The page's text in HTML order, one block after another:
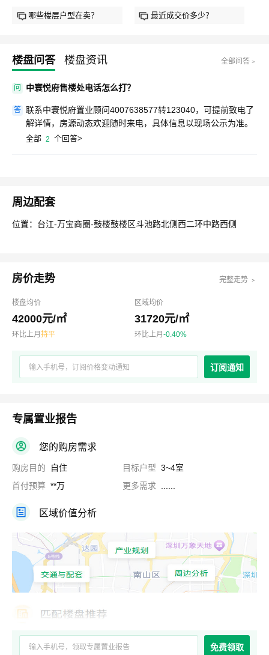
哪些楼层户型在卖？ 最近成交价多少？
楼盘问答 楼盘资讯 全部问答﹥
问 中寰悦府售楼处电话怎么打？
答 联系中寰悦府置业顾问4007638577转123040，可提前致电了
解详情，房源动态欢迎随时来电，具体信息以现场公示为准。
全部 2 个回答>
周边配套
位置：台江-万宝商圈-鼓楼鼓楼区斗池路北侧西二环中路西侧
房价走势 完整走势 ﹥
楼盘均价
42000元/㎡
环比上月 持平
区域均价
31720元/㎡
环比上月 -0.40%
订阅通知
专属置业报告
您的购房需求
购房目的 自住 目标户型 3~4室
首付预算 **万 更多需求
区域价值分析
免费领取